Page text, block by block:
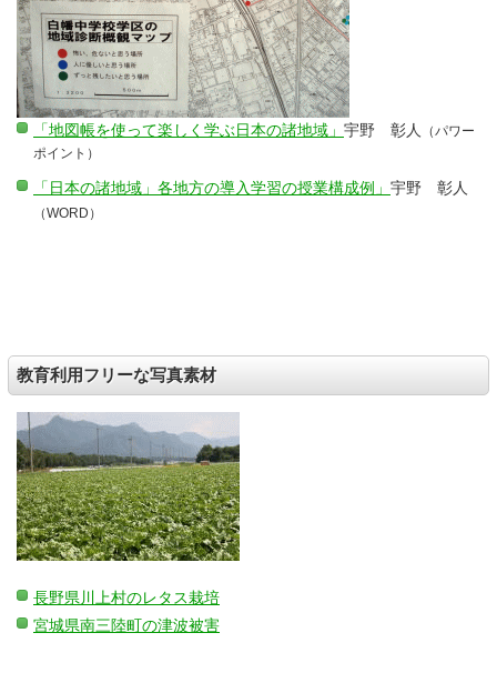
「地図帳を使って楽しく学ぶ日本の諸地域」 宇野 彰人 （パワー
ポイント）
「日本の諸地域」各地方の導入学習の授業構成例」 宇野 彰人
（WORD）
教育利用フリーな写真素材
長野県川上村のレタス栽培
宮城県南三陸町の津波被害